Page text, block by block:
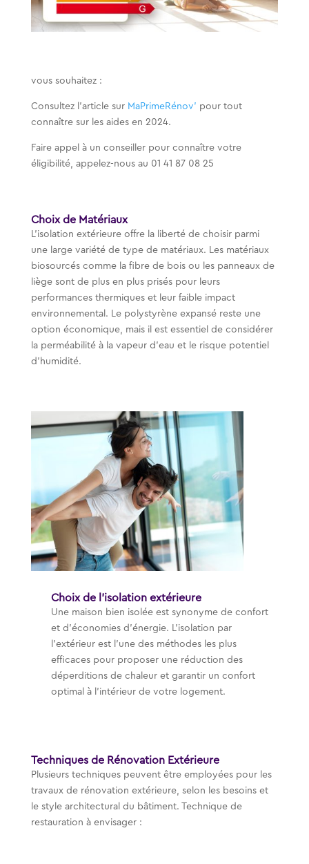
vous souhaitez :
Consultez l’article sur MaPrimeRénov’ pour tout
connaître sur les aides en 2024.
Faire appel à un conseiller pour connaître votre
éligibilité, appelez-nous au 01 41 87 08 25
Choix de Matériaux
L’isolation extérieure offre la liberté de choisir parmi
une large variété de type de matériaux. Les matériaux
biosourcés comme la fibre de bois ou les panneaux de
liège sont de plus en plus prisés pour leurs
performances thermiques et leur faible impact
environnemental. Le polystyrène expansé reste une
option économique, mais il est essentiel de considérer
la perméabilité à la vapeur d’eau et le risque potentiel
d’humidité.
Choix de l’isolation extérieure
Une maison bien isolée est synonyme de confort
et d’économies d’énergie. L’isolation par
l’extérieur est l’une des méthodes les plus
efficaces pour proposer une réduction des
déperditions de chaleur et garantir un confort
optimal à l’intérieur de votre logement.
Techniques de Rénovation Extérieure
Plusieurs techniques peuvent être employées pour les
travaux de rénovation extérieure, selon les besoins et
le style architectural du bâtiment. Technique de
restauration à envisager :